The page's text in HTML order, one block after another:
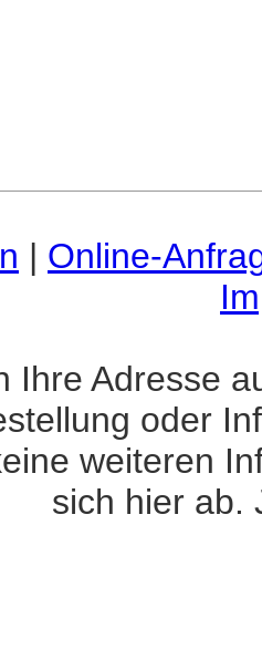
| Online-
Ihre Adresse
oder
weiteren
sich hier ab.